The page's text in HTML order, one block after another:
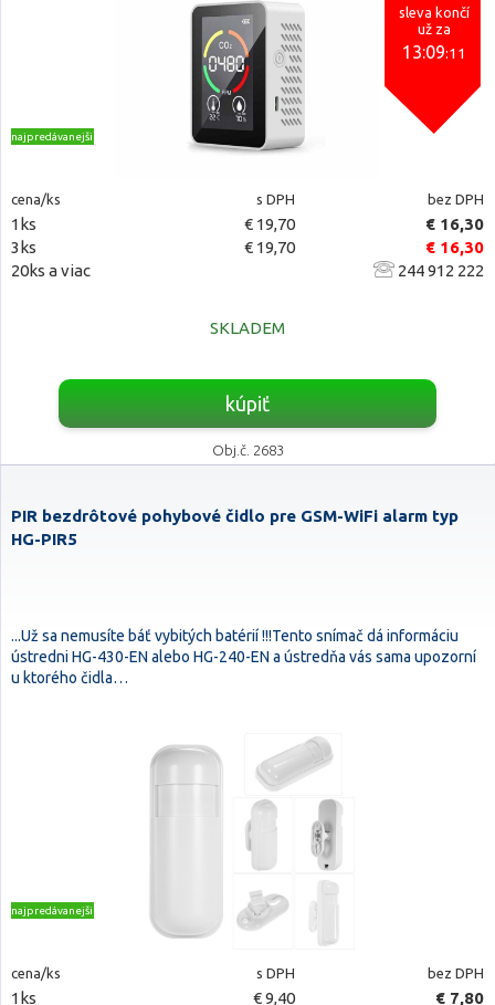
sleva končí
už za
13:09:10
najpredávanejšie
cena/ks s DPH bez DPH
1ks € 19,70
€ 16,30
3ks
€ 19,70
€ 16,30
20ks a viac
244 912 222
SKLADEM
kúpiť
Obj.č. 2683
PIR bezdrôtové pohybové čidlo pre GSM-WiFi alarm typ
HG-PIR5
...Už sa nemusíte báť vybitých batérií !!!Tento snímač dá informáciu
ústredni HG-430-EN alebo HG-240-EN a ústredňa vás sama upozorní
u ktorého čidla…
najpredávanejšie
cena/ks s DPH bez DPH
1ks € 9,40 € 7,80